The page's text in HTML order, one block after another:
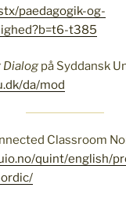
paedagogik-og-
t385
på Syddansk
da/mod
Classroom
quint/english/